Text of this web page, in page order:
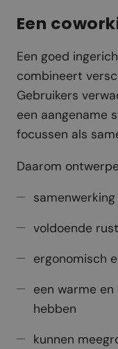
Een
Een goed
combineert
Gebruikers
een aangename
focussen als
Daarom
voldoende
ergonomisch
een warme
hebben
kunnen